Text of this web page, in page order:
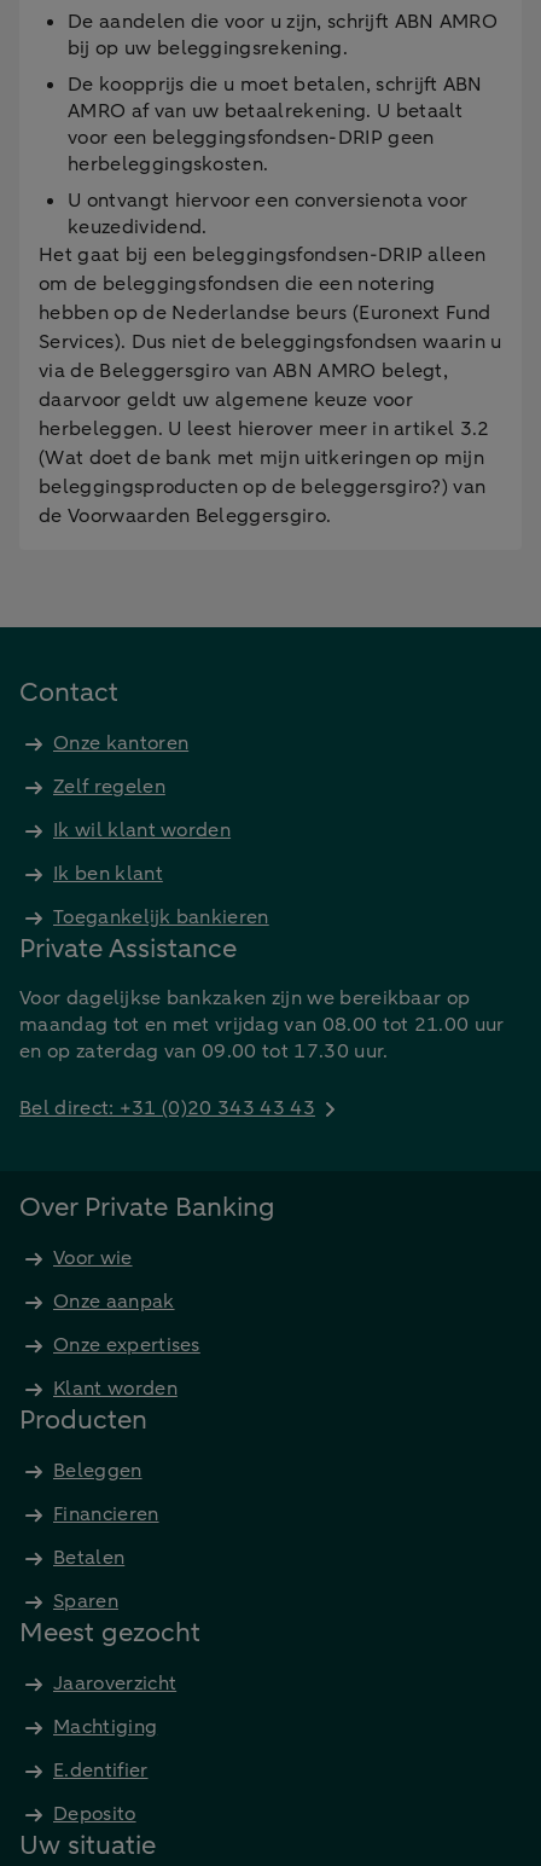
De aandelen die voor u zijn, schrijft ABN AMRO
bij op uw beleggingsrekening.
De koopprijs die u moet betalen, schrijft ABN
AMRO af van uw betaalrekening. U betaalt
voor een beleggingsfondsen-DRIP geen
herbeleggingskosten.
U ontvangt hiervoor een conversienota voor
keuzedividend.
Het gaat bij een beleggingsfondsen-DRIP alleen
om de beleggingsfondsen die een notering
hebben op de Nederlandse beurs (Euronext Fund
Services). Dus niet de beleggingsfondsen waarin u
via de Beleggersgiro van ABN AMRO belegt,
daarvoor geldt uw algemene keuze voor
herbeleggen. U leest hierover meer in artikel 3.2
(Wat doet de bank met mijn uitkeringen op mijn
beleggingsproducten op de beleggersgiro?) van
de Voorwaarden Beleggersgiro.
Contact
Onze kantoren
Zelf regelen
Ik wil klant worden
Ik ben klant
Toegankelijk bankieren
Private Assistance
Voor dagelijkse bankzaken zijn we bereikbaar op
maandag tot en met vrijdag van 08.00 tot 21.00 uur
en op zaterdag van 09.00 tot 17.30 uur.
Bel direct: +31 (0)20 343 43 43
Over Private Banking
Voor wie
Onze aanpak
Onze expertises
Klant worden
Producten
Beleggen
Financieren
Betalen
Sparen
Meest gezocht
Jaaroverzicht
Machtiging
E.dentifier
Deposito
Uw situatie